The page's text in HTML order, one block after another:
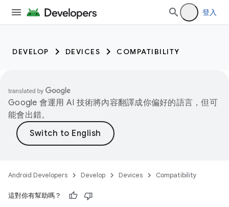
登入
DEVELOP DEVICES COMPATIBILITY
Google 會運用 AI 技術將內容翻譯成你偏好的語言，但可
能會出錯。
Android Developers Develop Devices Compatibility
這對你有幫助嗎？